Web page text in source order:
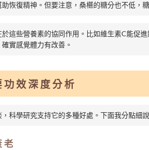
恢復精神。但要注意，桑椹的糖分也不低，
這些營養素的協同作用。比如維生素C能促
實感覺體力有改善。
效深度分析
科學研究支持它的多種好處。下面我分點細
老